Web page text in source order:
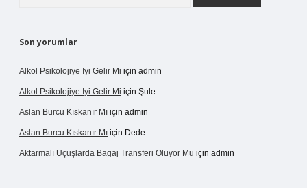
Son yorumlar
Alkol Psikolojiye Iyi Gelir Mi için admin
Alkol Psikolojiye Iyi Gelir Mi için Şule
Aslan Burcu Kıskanır Mı için admin
Aslan Burcu Kıskanır Mı için Dede
Aktarmalı Uçuşlarda Bagaj Transferi Oluyor Mu için admin